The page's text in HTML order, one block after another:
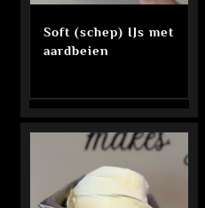
Soft (schep) IJs met
aardbeien